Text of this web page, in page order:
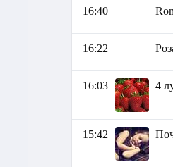
16:40
16:22
16:03 4
15:42